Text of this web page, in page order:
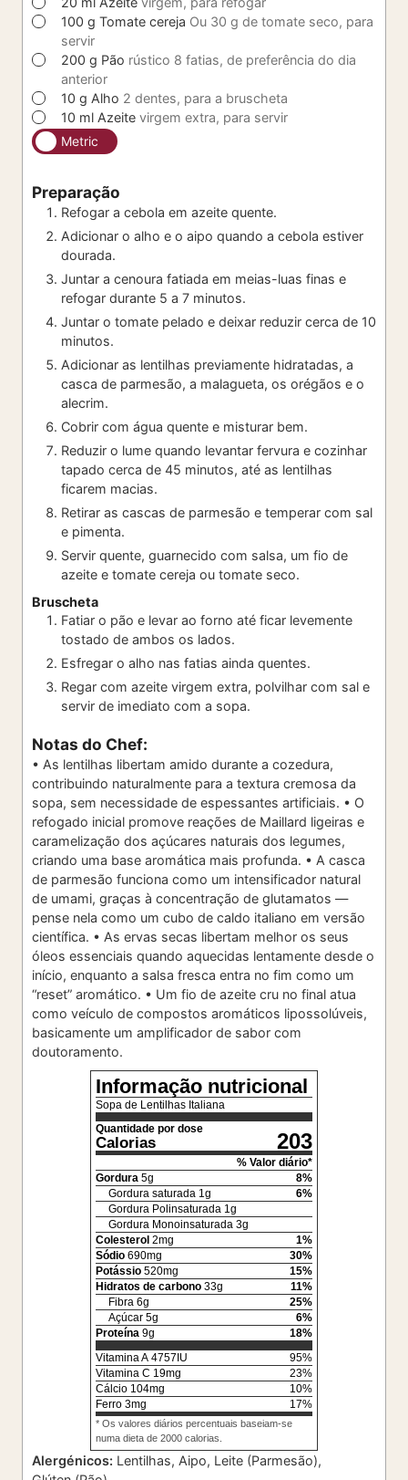
▢100 g Tomate cereja Ou 30 g de tomate seco, para
servir
▢
200 g Pão rústico 8 fatias, de preferência do dia
anterior
▢10 g Alho 2 dentes, para a bruscheta
▢10 ml Azeite virgem extra, para servir
Metric
Preparação
Refogar a cebola em azeite quente.
Adicionar o alho e o aipo quando a cebola estiver
dourada.
Juntar a cenoura fatiada em meias-luas finas e
refogar durante 5 a 7 minutos.
Juntar o tomate pelado e deixar reduzir cerca de 10
minutos.
Adicionar as lentilhas previamente hidratadas, a
casca de parmesão, a malagueta, os orégãos e o
alecrim.
Cobrir com água quente e misturar bem.
Reduzir o lume quando levantar fervura e cozinhar
tapado cerca de 45 minutos, até as lentilhas
ficarem macias.
Retirar as cascas de parmesão e temperar com sal
e pimenta.
Servir quente, guarnecido com salsa, um fio de
azeite e tomate cereja ou tomate seco.
Bruscheta
Fatiar o pão e levar ao forno até ficar levemente
tostado de ambos os lados.
Esfregar o alho nas fatias ainda quentes.
Regar com azeite virgem extra, polvilhar com sal e
servir de imediato com a sopa.
Notas do Chef:
• As lentilhas libertam amido durante a cozedura,
contribuindo naturalmente para a textura cremosa da
sopa, sem necessidade de espessantes artificiais. • O
refogado inicial promove reações de Maillard ligeiras e
caramelização dos açúcares naturais dos legumes,
criando uma base aromática mais profunda. • A casca
de parmesão funciona como um intensificador natural
de umami, graças à concentração de glutamatos —
pense nela como um cubo de caldo italiano em versão
científica. • As ervas secas libertam melhor os seus
óleos essenciais quando aquecidas lentamente desde o
início, enquanto a salsa fresca entra no fim como um
“reset” aromático. • Um fio de azeite cru no final atua
como veículo de compostos aromáticos lipossolúveis,
basicamente um amplificador de sabor com
doutoramento.
Informação nutricional
Sopa de Lentilhas Italiana
Quantidade por dose
Calorias 203
% Valor diário*
Gordura 5g 8%
Gordura saturada 1g 6%
Gordura Polinsaturada 1g
Gordura Monoinsaturada 3g
Colesterol 2mg 1%
Sódio 690mg 30%
Potássio 520mg 15%
Hidratos de carbono 33g 11%
Fibra 6g 25%
Açúcar 5g 6%
Proteína 9g 18%
Vitamina A 4757 IU 95%
Vitamina C 19mg 23%
Cálcio 104mg 10%
Ferro 3mg 17%
* Os valores diários percentuais baseiam-se
numa dieta de 2000 calorias.
Alergénicos: Lentilhas, Aipo, Leite (Parmesão),